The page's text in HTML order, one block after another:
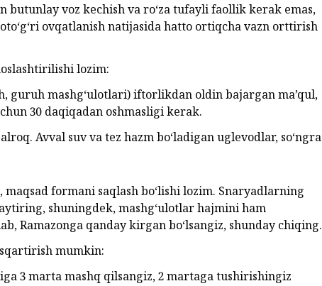
butunlay voz kechish va ro‘za tufayli faollik kerak emas,
ovqatlanish natijasida hatto ortiqcha vazn orttirish
lozim:
guruh mashg‘ulotlari) iftorlikdan oldin bajargan ma’qul,
30 daqiqadan oshmasligi kerak.
Avval suv va tez hazm bo‘ladigan uglevodlar, so‘ngra
formani saqlash bo‘lishi lozim. Snaryadlarning
shuningdek, mashg‘ulotlar hajmini ham
Ramazonga qanday kirgan bo‘lsangiz, shunday chiqing.
mumkin:
3 marta mashq qilsangiz, 2 martaga tushirishingiz